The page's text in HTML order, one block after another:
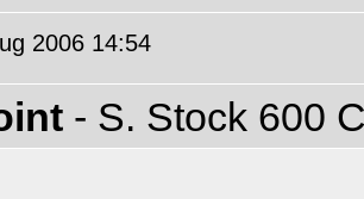
2006 14:54
- S. Stock 600